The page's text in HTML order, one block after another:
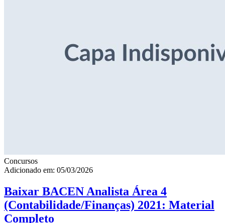
Concursos
Adicionado em: 05/03/2026
Baixar BACEN Analista Área 4
(Contabilidade/Finanças) 2021: Material
Completo